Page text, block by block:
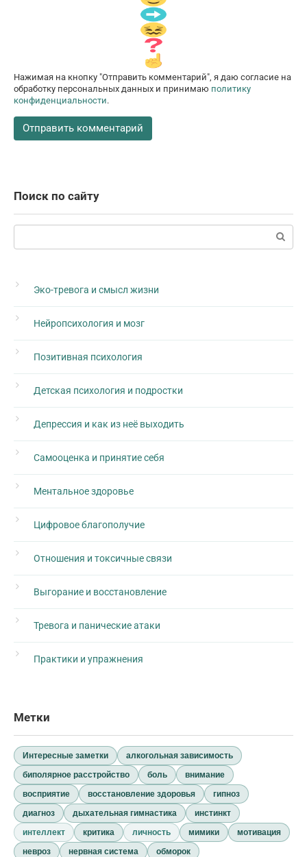
Нажимая на кнопку "Отправить комментарий", я даю согласие на
обработку персональных данных и принимаю политику
конфиденциальности.
Поиск по сайту
Поиск:
Эко-тревога и смысл жизни
Нейропсихология и мозг
Позитивная психология
Детская психология и подростки
Депрессия и как из неё выходить
Самооценка и принятие себя
Ментальное здоровье
Цифровое благополучие
Отношения и токсичные связи
Выгорание и восстановление
Тревога и панические атаки
Практики и упражнения
Метки
Интересные заметки
алкогольная зависимость
биполярное расстройство
боль
внимание
восприятие
восстановление здоровья
гипноз
диагноз
дыхательная гимнастика
инстинкт
интеллект
критика личность мимики
мотивация
невроз
нервная система
обморок